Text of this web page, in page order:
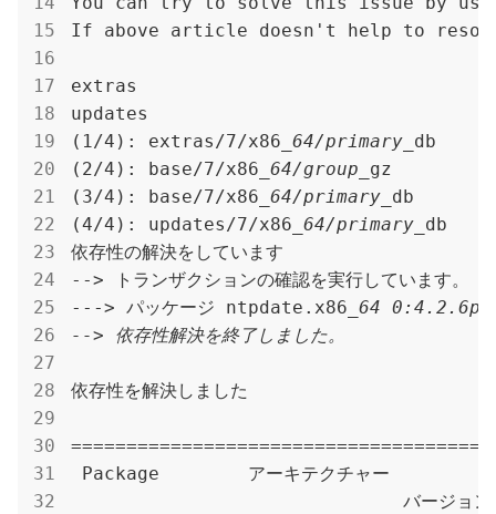
If above article doesn't help to
extras
updates
(1/4): extras/7/x86 _64/primary_ db
(2/4): base/7/x86 _64/group_ gz
(3/4): base/7/x86 _64/primary_ db
(4/4): updates/7/x86 _64/primary_ db
依存性の解決をしています
--> トランザクションの確認を実行しています。
---> パッケージ ntpdate.x86 _64
--> 依存性解決を終了しました。
依存性を解決しました
Package        アーキテクチャー
バージョ